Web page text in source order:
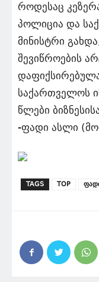
როდესაც
პოლიცია და
მინისტრი
შევიწროების
საქართველოს
წლები
-ფადი ასლი
TAGS TOP